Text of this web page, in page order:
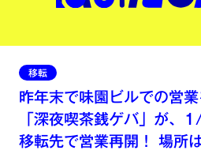
移転
昨年末で味園ビルでの営
「深夜喫茶銭ゲバ」が、
移転先で営業再開！ 場所